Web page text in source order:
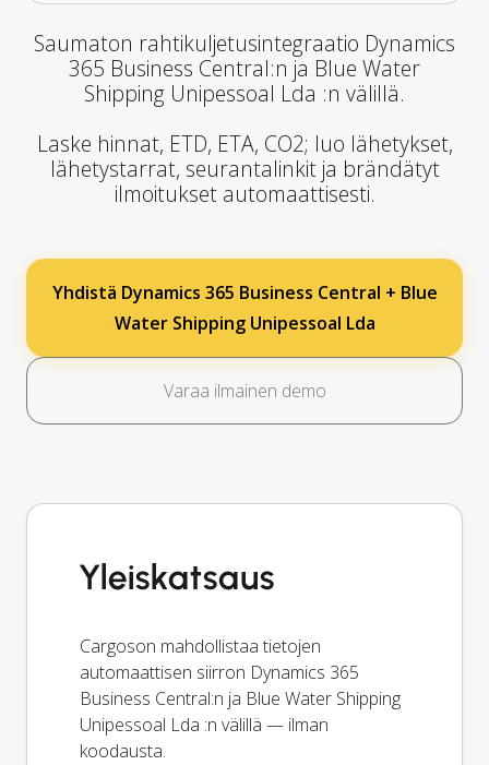
Saumaton rahtikuljetusintegraatio Dynamics
365 Business Central:n ja Blue Water
Shipping Unipessoal Lda :n välillä.
Laske hinnat, ETD, ETA, CO2; luo lähetykset,
lähetystarrat, seurantalinkit ja brändätyt
ilmoitukset automaattisesti.
Yhdistä Dynamics 365 Business Central + Blue
Water Shipping Unipessoal Lda
Varaa ilmainen demo
Yleiskatsaus
Cargoson mahdollistaa tietojen
automaattisen siirron Dynamics 365
Business Central:n ja Blue Water Shipping
Unipessoal Lda :n välillä — ilman
koodausta.